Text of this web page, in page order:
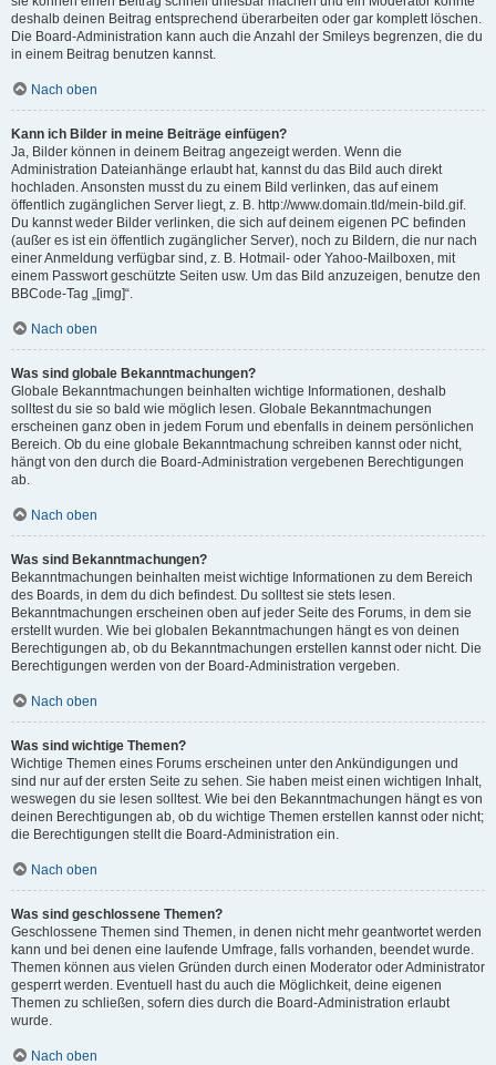
deshalb deinen Beitrag entsprechend überarbeiten oder gar komplett löschen.
Die Board-Administration kann auch die Anzahl der Smileys begrenzen, die du
in einem Beitrag benutzen kannst.
Nach oben
Kann ich Bilder in meine Beiträge einfügen?
Ja, Bilder können in deinem Beitrag angezeigt werden. Wenn die
Administration Dateianhänge erlaubt hat, kannst du das Bild auch direkt
hochladen. Ansonsten musst du zu einem Bild verlinken, das auf einem
öffentlich zugänglichen Server liegt, z. B. http://www.domain.tld/mein-bild.gif.
Du kannst weder Bilder verlinken, die sich auf deinem eigenen PC befinden
(außer es ist ein öffentlich zugänglicher Server), noch zu Bildern, die nur nach
einer Anmeldung verfügbar sind, z. B. Hotmail- oder Yahoo-Mailboxen, mit
einem Passwort geschützte Seiten usw. Um das Bild anzuzeigen, benutze den
BBCode-Tag „[img]“.
Nach oben
Was sind globale Bekanntmachungen?
Globale Bekanntmachungen beinhalten wichtige Informationen, deshalb
solltest du sie so bald wie möglich lesen. Globale Bekanntmachungen
erscheinen ganz oben in jedem Forum und ebenfalls in deinem persönlichen
Bereich. Ob du eine globale Bekanntmachung schreiben kannst oder nicht,
hängt von den durch die Board-Administration vergebenen Berechtigungen
ab.
Nach oben
Was sind Bekanntmachungen?
Bekanntmachungen beinhalten meist wichtige Informationen zu dem Bereich
des Boards, in dem du dich befindest. Du solltest sie stets lesen.
Bekanntmachungen erscheinen oben auf jeder Seite des Forums, in dem sie
erstellt wurden. Wie bei globalen Bekanntmachungen hängt es von deinen
Berechtigungen ab, ob du Bekanntmachungen erstellen kannst oder nicht. Die
Berechtigungen werden von der Board-Administration vergeben.
Nach oben
Was sind wichtige Themen?
Wichtige Themen eines Forums erscheinen unter den Ankündigungen und
sind nur auf der ersten Seite zu sehen. Sie haben meist einen wichtigen Inhalt,
weswegen du sie lesen solltest. Wie bei den Bekanntmachungen hängt es von
deinen Berechtigungen ab, ob du wichtige Themen erstellen kannst oder nicht;
die Berechtigungen stellt die Board-Administration ein.
Nach oben
Was sind geschlossene Themen?
Geschlossene Themen sind Themen, in denen nicht mehr geantwortet werden
kann und bei denen eine laufende Umfrage, falls vorhanden, beendet wurde.
Themen können aus vielen Gründen durch einen Moderator oder Administrator
gesperrt werden. Eventuell hast du auch die Möglichkeit, deine eigenen
Themen zu schließen, sofern dies durch die Board-Administration erlaubt
wurde.
Nach oben